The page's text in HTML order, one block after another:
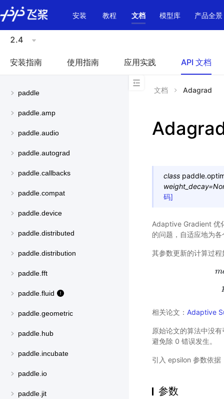
\u200E
安装
教程 文档 模型库 产品全景
2.4
安装指南 使用指南 应用实践 API 文档
paddle
paddle.amp
paddle.audio
paddle.autograd
paddle.callbacks
paddle.compat
paddle.device
paddle.distributed
paddle.distribution
paddle.fft
paddle.fluid
paddle.geometric
paddle.hub
paddle.incubate
paddle.io
paddle.jit
文档 Adagrad
class
weight_decay=
码]
Adaptive Gradient 优
的问题，自适应地为
其参数更新的计算过程
m
相关论文： Adaptive
原始论文的算法中没
避免除 0 错误发生。
引入 epsilon 参数依据
参数